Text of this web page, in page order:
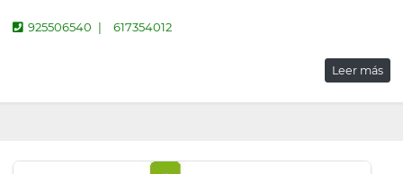
925506540 617354012
Leer más